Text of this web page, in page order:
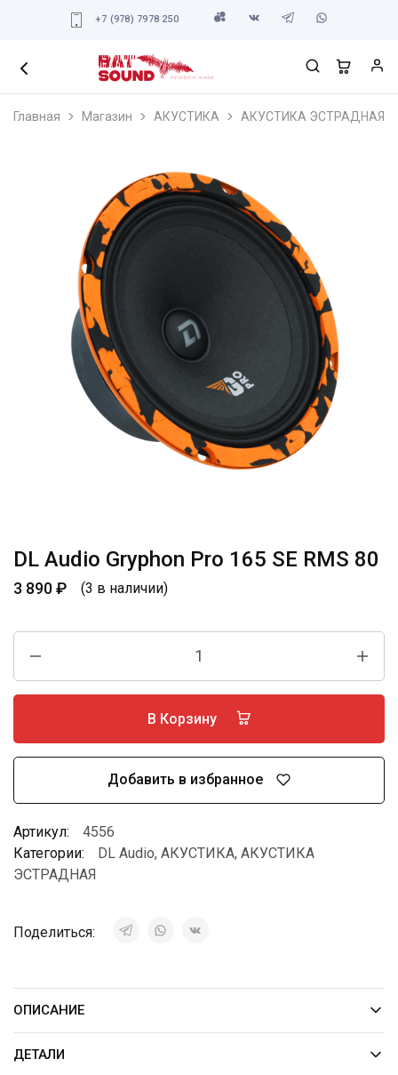
+7 (978) 7978 250
Главная Магазин АКУСТИКА АКУСТИКА ЭСТРАДНАЯ
DL Audio Gryphon Pro 165 SE RMS 80
3 890₽ (3 в наличии)
В Корзину
Добавить в избранное
Артикул:
4556
Категории:
DL Audio, АКУСТИКА, АКУСТИКА
ЭСТРАДНАЯ
Поделиться:
ОПИСАНИЕ
ДЕТАЛИ